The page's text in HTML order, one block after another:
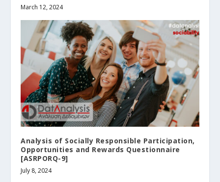
March 12, 2024
Analysis of Socially Responsible Participation,
Opportunities and Rewards Questionnaire
[ASRPORQ-9]
July 8, 2024